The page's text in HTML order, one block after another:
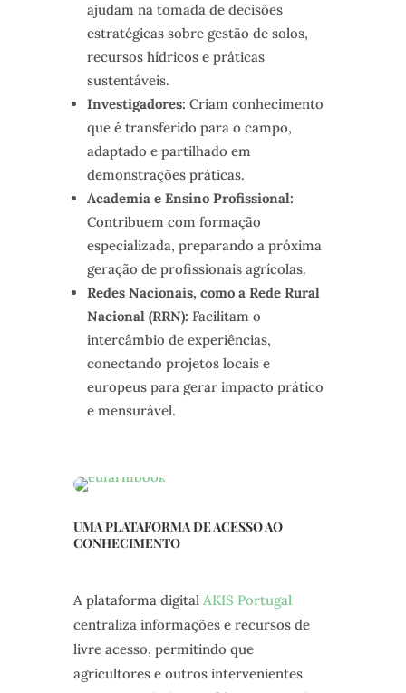
ajudam na tomada de decisões
estratégicas sobre gestão de solos,
recursos hídricos e práticas
sustentáveis.
Investigadores: Criam conhecimento
que é transferido para o campo,
adaptado e partilhado em
demonstrações práticas.
Academia e Ensino Profissional:
Contribuem com formação
especializada, preparando a próxima
geração de profissionais agrícolas.
Redes Nacionais, como a Rede Rural
Nacional (RRN): Facilitam o
intercâmbio de experiências,
conectando projetos locais e
europeus para gerar impacto prático
e mensurável.
UMA PLATAFORMA DE ACESSO AO
CONHECIMENTO
A plataforma digital AKIS Portugal
centraliza informações e recursos de
livre acesso, permitindo que
agricultores e outros intervenientes